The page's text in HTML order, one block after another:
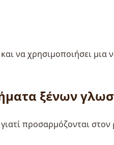
να χρησιμοποιήσει
ξένων
προσαρμόζονται στον